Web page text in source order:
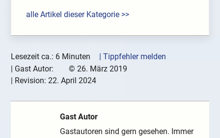
alle Artikel dieser Kategorie >>
Lesezeit ca.: 6 Minuten
| Tippfehler melden
Gast Autor: © 26. März 2019
| Revision:22. April 2024
Gast Autor
Gastautoren sind gern gesehen. Immer